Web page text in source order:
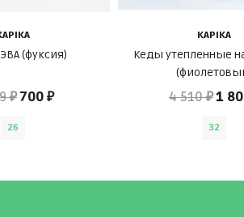
(фуксия)
₽700 ₽
26
KAPIKA
Кеды утепленные
4 510 ₽1
32